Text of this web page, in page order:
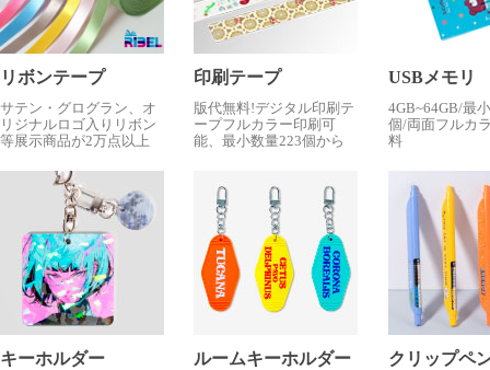
リボンテープ
サテン・グログラン、オ
リジナルロゴ入りリボン
等展示商品が2万点以上
印刷テープ
版代無料!デジタル印刷テ
ープフルカラー印刷可
能、最小数量223個から
USBメモリ
4GB~64GB/最
個/両面フルカ
料
キーホルダー ルームキーホルダー クリップペ